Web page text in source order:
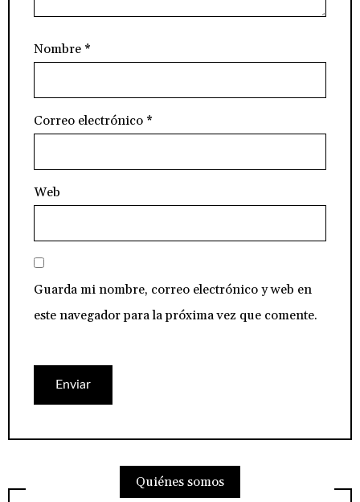
Nombre *
Correo electrónico *
Web
Guarda mi nombre, correo electrónico y web en
este navegador para la próxima vez que comente.
Quiénes somos